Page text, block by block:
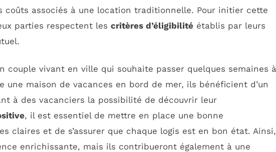
coûts associés à une location traditionnelle. Pour initier cette
parties respectent les critères d’éligibilité établis par leurs
couple vivant en ville qui souhaite passer quelques semaines à
maison de vacances en bord de mer, ils bénéficient d’un
à des vacanciers la possibilité de découvrir leur
, il est essentiel de mettre en place une bonne
claires et de s’assurer que chaque logis est en bon état. Ainsi,
enrichissante, mais ils contribueront également à une